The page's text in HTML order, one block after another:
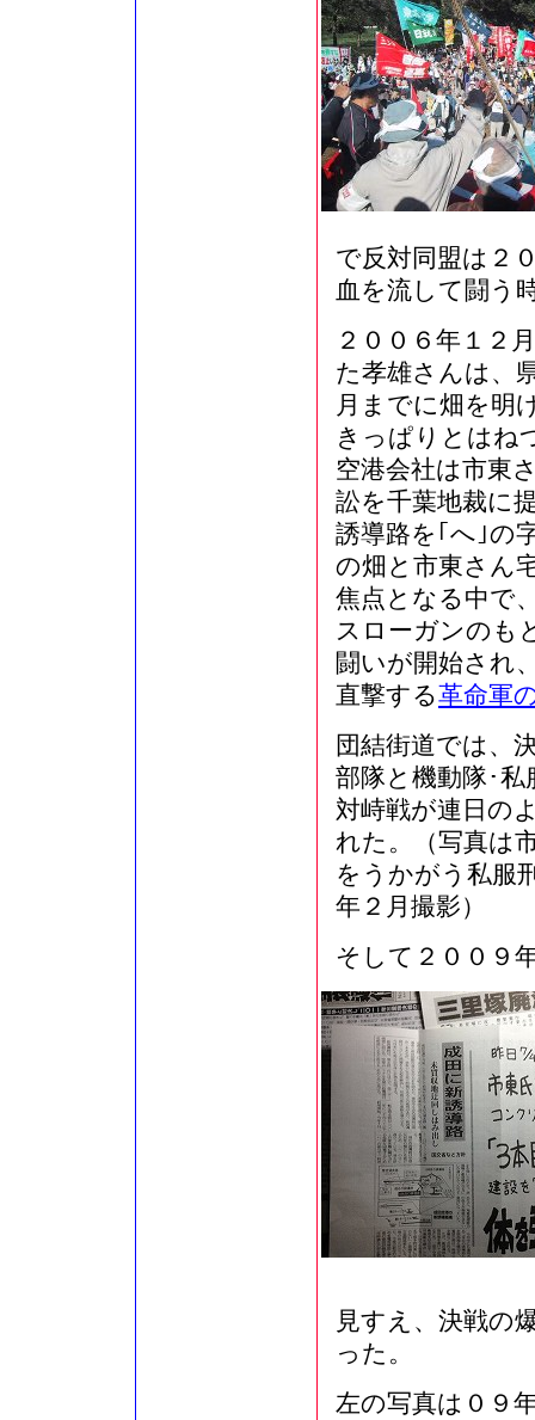
で反対同盟は２
血を流して闘う
２００６年１２
た孝雄さんは、
月までに畑を明
きっぱりとはね
空港会社は市東
訟を千葉地裁に
誘導路を｢へ｣の
の畑と市東さん
焦点となる中で
スローガンのも
闘いが開始され
直撃する革命軍
団結街道では、
部隊と機動隊･私
対峙戦が連日の
れた。（写真は
をうかがう私服
年２月撮影）
そして２００９
見すえ、決戦の
った。
左の写真は０９